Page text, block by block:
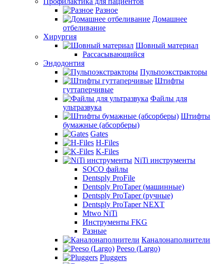
Разное
Домашнее
отбеливание
Хирургия
Шовный материал
Рассасывающийся
Эндодонтия
Пульпоэкстракторы
Штифты
гуттаперчивые
Файлы для
ультразвука
Штифты
бумажные (абсорберы)
Gates
H-Files
K-Files
NiTi инструменты
SOCO файлы
Dentsply ProFile
Dentsply ProTaper (машинные)
Dentsply ProTaper (ручные)
Dentsply ProTaper NEXT
Mtwo NiTi
Инструменты FKG
Разные
Каналонаполнители
Peeso (Largo)
Pluggers